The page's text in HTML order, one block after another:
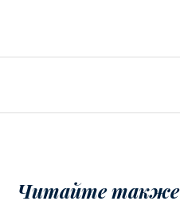
Читайте также